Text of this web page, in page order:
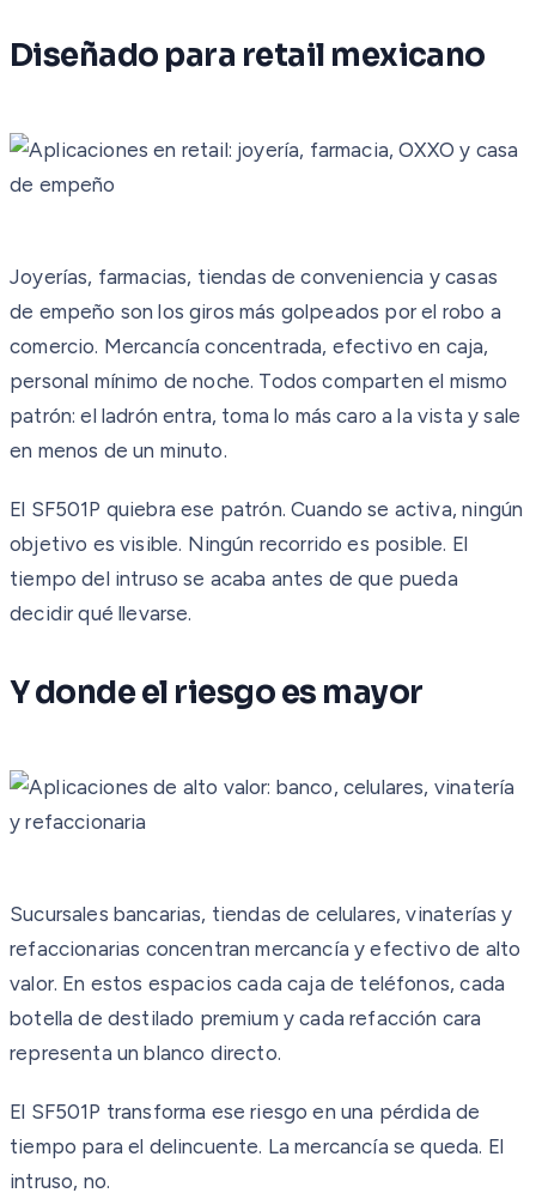
Diseñado para retail mexicano
Joyerías, farmacias, tiendas de conveniencia y casas
de empeño son los giros más golpeados por el robo a
comercio. Mercancía concentrada, efectivo en caja,
personal mínimo de noche. Todos comparten el mismo
patrón: el ladrón entra, toma lo más caro a la vista y sale
en menos de un minuto.
El SF501P quiebra ese patrón. Cuando se activa, ningún
objetivo es visible. Ningún recorrido es posible. El
tiempo del intruso se acaba antes de que pueda
decidir qué llevarse.
Y donde el riesgo es mayor
Sucursales bancarias, tiendas de celulares, vinaterías y
refaccionarias concentran mercancía y efectivo de alto
valor. En estos espacios cada caja de teléfonos, cada
botella de destilado premium y cada refacción cara
representa un blanco directo.
El SF501P transforma ese riesgo en una pérdida de
tiempo para el delincuente. La mercancía se queda. El
intruso, no.